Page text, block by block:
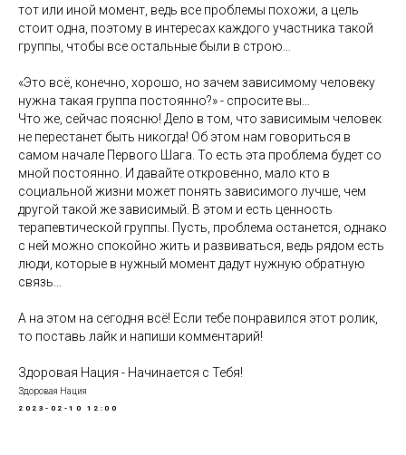
тот или иной момент, ведь все проблемы похожи, а цель
стоит одна, поэтому в интересах каждого участника такой
группы, чтобы все остальные были в строю…
«Это всё, конечно, хорошо, но зачем зависимому человеку
нужна такая группа постоянно?» - спросите вы…
Что же, сейчас поясню! Дело в том, что зависимым человек
не перестанет быть никогда! Об этом нам говориться в
самом начале Первого Шага. То есть эта проблема будет со
мной постоянно. И давайте откровенно, мало кто в
социальной жизни может понять зависимого лучше, чем
другой такой же зависимый. В этом и есть ценность
терапевтической группы. Пусть, проблема останется, однако
с ней можно спокойно жить и развиваться, ведь рядом есть
люди, которые в нужный момент дадут нужную обратную
связь…
А на этом на сегодня всё! Если тебе понравился этот ролик,
то поставь лайк и напиши комментарий!
Здоровая Нация - Начинается с Тебя!
Здоровая Нация
2023-02-10 12:00